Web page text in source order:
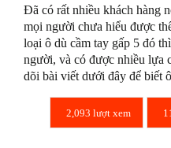
Đã có rất nhiều khách hàng
mọi người chưa hiểu được
loại ô dù cầm tay gấp 5 đó
người, và có được nhiều lựa
dõi bài viết dưới đây để biết
2,093 lượt xem